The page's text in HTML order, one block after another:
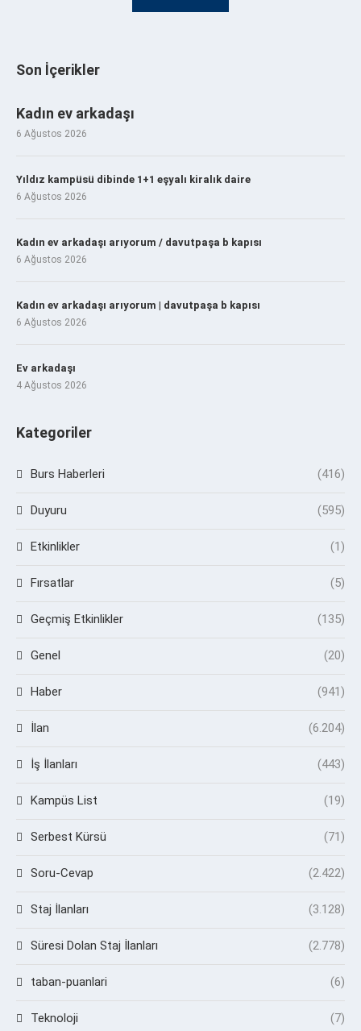
Son İçerikler
Kadın ev arkadaşı
6 Ağustos 2026
Yıldız kampüsü dibinde 1+1 eşyalı kiralık daire
6 Ağustos 2026
Kadın ev arkadaşı arıyorum / davutpaşa b kapısı
6 Ağustos 2026
Kadın ev arkadaşı arıyorum | davutpaşa b kapısı
6 Ağustos 2026
Ev arkadaşı
4 Ağustos 2026
Kategoriler
Burs Haberleri (416)
Duyuru (595)
Etkinlikler (1)
Fırsatlar (5)
Geçmiş Etkinlikler (135)
Genel (20)
Haber (941)
İlan (6.204)
İş İlanları (443)
Kampüs List (19)
Serbest Kürsü (71)
Soru-Cevap (2.422)
Staj İlanları (3.128)
Süresi Dolan Staj İlanları (2.778)
taban-puanlari (6)
Teknoloji (7)